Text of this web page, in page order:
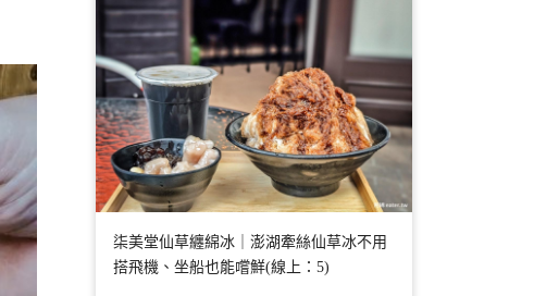
柒美堂仙草纏綿冰｜澎湖牽絲仙草冰不用
搭飛機、坐船也能嚐鮮(線上：5)